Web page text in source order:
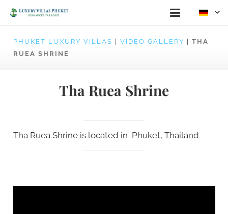
PHUKET LUXURY VILLAS VIDEO GALLERY
THA
RUEA SHRINE
Tha Ruea Shrine
Tha Ruea Shrine is located in Phuket, Thailand